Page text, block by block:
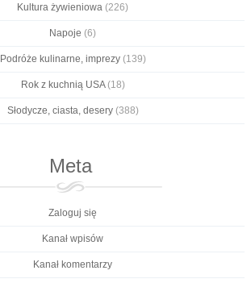
Kultura żywieniowa (226)
Napoje (6)
Podróże kulinarne, imprezy(139)
Rok z kuchnią USA(18)
Słodycze, ciasta, desery(388)
Meta
Zaloguj się
Kanał wpisów
Kanał komentarzy